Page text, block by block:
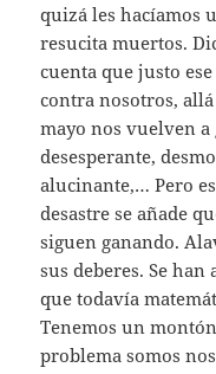
quizá les hacíamos
resucita muertos.
cuenta que justo
contra nosotros,
mayo nos vuelven a
desesperante,
alucinante,… Pero
desastre se añade
siguen ganando.
sus deberes. Se
que todavía
Tenemos un
problema somos